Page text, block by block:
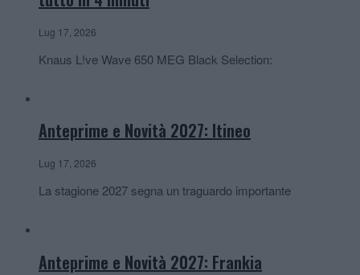
Lug 17, 2026
Knaus L!ve Wave 650 MEG Black Selection:
Anteprime e Novità 2027: Itineo
Lug 17, 2026
La stagione 2027 segna un traguardo importante
Anteprime e Novità 2027: Frankia